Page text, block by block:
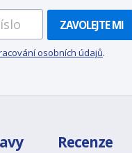
ZAVOLEJTE MI
osobních údajů.
Recenze